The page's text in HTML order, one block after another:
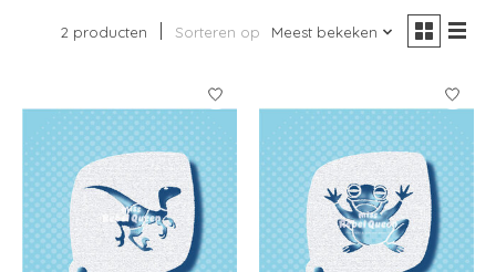
2 producten Sorteren op Meest bekeken